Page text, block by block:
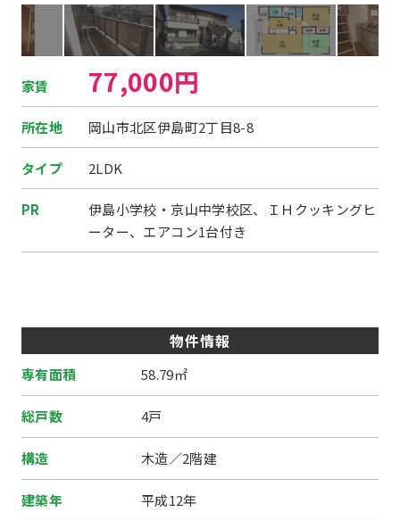
家賃 77,000円
所在地 岡山市北区伊島町2丁目8-8
タイプ 2LDK
PR
伊島小学校・京山中学校区、ＩＨクッキングヒ
ーター、エアコン1台付き
物件情報
専有面積 58.79㎡
総戸数 4戸
構造 木造／2階建
建築年 平成12年